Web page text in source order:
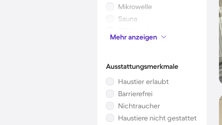
Mikrowelle
Sauna
Whirlpool
Mehr anzeigen
Ausstattungsmerkmale
Haustier erlaubt
Barrierefrei
Nichtraucher
Haustiere nicht gestattet